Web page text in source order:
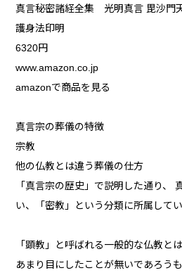
真言秘密諸経全集 光明真言 毘沙門
護身法印明
6320円
www.amazon.co.jp
amazonで商品を見る
真言宗の葬儀の特徴
宗教
他の仏教とは違う葬儀の仕方
「真言宗の歴史」で説明した通り、
い、「密教」という分類に所属してい
「顕教」と呼ばれる一般的な仏教と
あまり目にしたことが無いであろう